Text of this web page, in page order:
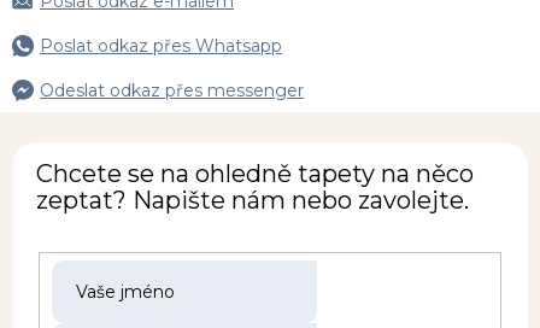
Poslat odkaz přes Whatsapp
Odeslat odkaz přes messenger
Chcete se na ohledně tapety na něco
zeptat? Napište nám nebo zavolejte.